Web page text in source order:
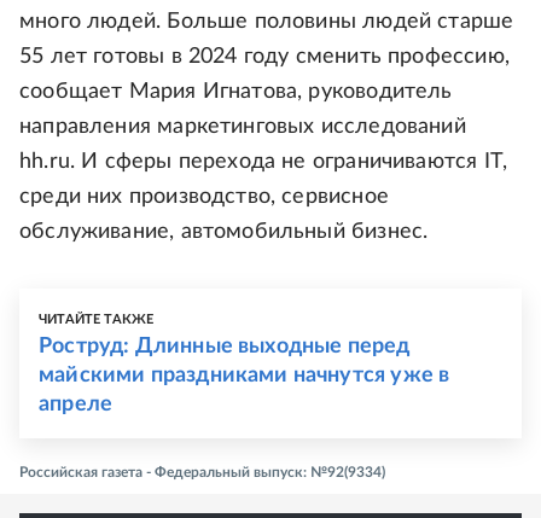
много людей. Больше половины людей старше
55 лет готовы в 2024 году сменить профессию,
сообщает Мария Игнатова, руководитель
направления маркетинговых исследований
hh.ru. И сферы перехода не ограничиваются IT,
среди них производство, сервисное
обслуживание, автомобильный бизнес.
ЧИТАЙТЕ ТАКЖЕ
Роструд: Длинные выходные перед
майскими праздниками начнутся уже в
апреле
Российская газета - Федеральный выпуск: №92(9334)